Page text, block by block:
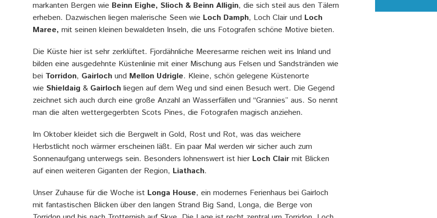
markanten Bergen wie Beinn Eighe, Slioch & Beinn Alligin, die sich steil aus den Tälern
erheben. Dazwischen liegen malerische Seen wie Loch Damph, Loch Clair und Loch
Maree,mit seinen kleinen bewaldeten Inseln, die uns Fotografen schöne Motive bieten.
Die Küste hier ist sehr zerklüftet. Fjordähnliche Meeresarme reichen weit ins Inland und
bilden eine ausgedehnte Küstenlinie mit einer Mischung aus Felsen und Sandstränden wie
bei Torridon, Gairloch und Mellon Udrigle. Kleine, schön gelegene Küstenorte
wieShieldaig & Gairloch liegen auf dem Weg und sind einen Besuch wert. Die Gegend
zeichnet sich auch durch eine große Anzahl an Wasserfällen und “Grannies” aus. So nennt
man die alten wettergegerbten Scots Pines, die Fotografen magisch anziehen.
Im Oktober kleidet sich die Bergwelt in Gold, Rost und Rot, was das weichere
Herbstlicht noch wärmer erscheinen läßt. Ein paar Mal werden wir sicher auch zum
Sonnenaufgang unterwegs sein. Besonders lohnenswert ist hier Loch Clair mit Blicken
auf einen weiteren Giganten der Region, Liathach.
Unser Zuhause für die Woche ist Longa House, ein modernes Ferienhaus bei Gairloch
mit fantastischen Blicken über den langen Strand Big Sand, Longa, die Berge von